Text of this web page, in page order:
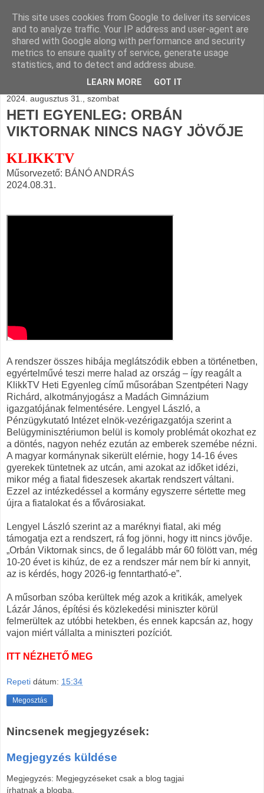
BLOGÁSZAT, napi
blogjava
2024. augusztus 31., szombat
HETI EGYENLEG: ORBÁN
VIKTORNAK NINCS NAGY JÖVŐJE
KLIKKTV
Műsorvezető: BÁNÓ ANDRÁS
2024.08.31.
A rendszer összes hibája meglátszódik ebben a történetben,
egyértelművé teszi merre halad az ország – így reagált a
KlikkTV Heti Egyenleg című műsorában Szentpéteri Nagy
Richárd, alkotmányjogász a Madách Gimnázium
igazgatójának felmentésére. Lengyel László, a
Pénzügykutató Intézet elnök-vezérigazgatója szerint a
Belügyminisztériumon belül is komoly problémát okozhat ez
a döntés, nagyon nehéz ezután az emberek szemébe nézni.
A magyar kormánynak sikerült elérnie, hogy 14-16 éves
gyerekek tüntetnek az utcán, ami azokat az időket idézi,
mikor még a fiatal fideszesek akartak rendszert váltani.
Ezzel az intézkedéssel a kormány egyszerre sértette meg
újra a fiatalokat és a fővárosiakat.
Lengyel László szerint az a maréknyi fiatal, aki még
támogatja ezt a rendszert, rá fog jönni, hogy itt nincs jövője.
„Orbán Viktornak sincs, de ő legalább már 60 fölött van, még
10-20 évet is kihúz, de ez a rendszer már nem bír ki annyit,
az is kérdés, hogy 2026-ig fenntartható-e”.
A műsorban szóba kerültek még azok a kritikák, amelyek
Lázár János, építési és közlekedési miniszter körül
felmerültek az utóbbi hetekben, és ennek kapcsán az, hogy
vajon miért vállalta a miniszteri pozíciót.
ITT NÉZHETŐ MEG
Repeti dátum: 15:34
Megosztás
Nincsenek megjegyzések:
Megjegyzés küldése
Megjegyzés: Megjegyzéseket csak a blog tagjai
írhatnak a blogba.
This site uses cookies from Google to deliver its services
and to analyze traffic. Your IP address and user-agent are
shared with Google along with performance and security
metrics to ensure quality of service, generate usage
statistics, and to detect and address abuse.
LEARN MORE GOT IT